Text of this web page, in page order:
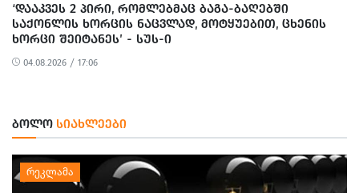
‘ᲓᲐᲐᲙᲕᲔᲡ 2 ᲞᲘᲠᲘ, ᲠᲝᲛᲚᲔᲑᲛᲐᲪ ᲑᲐᲒᲐ-ᲑᲐᲦᲔᲑᲨᲘ
ᲡᲐᲥᲝᲜᲚᲘᲡ ᲮᲝᲠᲪᲘᲡ ᲜᲐᲪᲕᲚᲐᲓ, ᲛᲝᲢᲧᲣᲔᲑᲘᲗ, ᲪᲮᲔᲜᲘᲡ
ᲮᲝᲠᲪᲘ ᲨᲔᲘᲢᲐᲜᲔᲡ’ - ᲡᲣᲡ-Ი
04.08.2026 / 17:06
ᲑᲝᲚᲝ ᲡᲘᲐᲮᲚᲔᲔᲑᲘ